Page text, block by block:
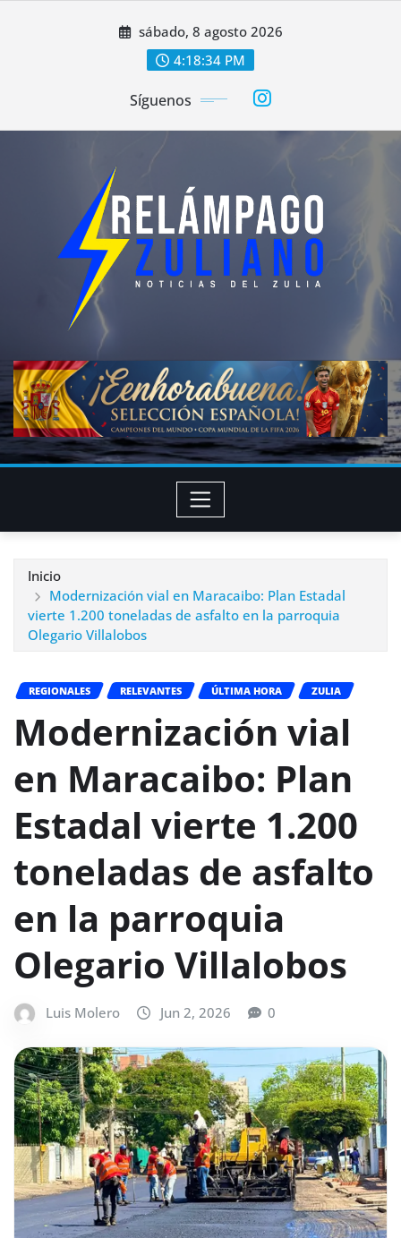
sábado, 8 agosto 2026
4:18:36 PM
Síguenos
Inicio
Modernización vial en Maracaibo: Plan Estadal
vierte 1.200 toneladas de asfalto en la parroquia
Olegario Villalobos
REGIONALES RELEVANTES ÚLTIMA HORA ZULIA
Modernización vial
en Maracaibo: Plan
Estadal vierte 1.200
toneladas de asfalto
en la parroquia
Olegario Villalobos
Luis Molero Jun 2, 2026 0